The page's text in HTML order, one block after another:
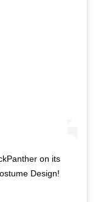
on its
Design!